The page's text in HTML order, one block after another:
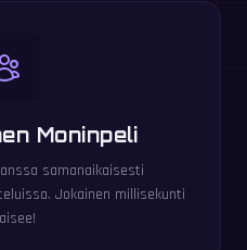
Moninpeli
samanaikaisesti
Jokainen millisekunti